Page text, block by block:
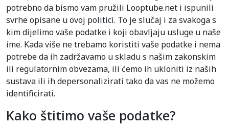
potrebno da bismo vam pružili Looptube.net i ispunili
svrhe opisane u ovoj politici. To je slučaj i za svakoga s
kim dijelimo vaše podatke i koji obavljaju usluge u naše
ime. Kada više ne trebamo koristiti vaše podatke i nema
potrebe da ih zadržavamo u skladu s našim zakonskim
ili regulatornim obvezama, ili ćemo ih ukloniti iz naših
sustava ili ih depersonalizirati tako da vas ne možemo
identificirati.
Kako štitimo vaše podatke?